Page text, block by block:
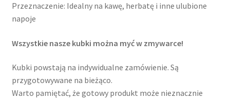
Przeznaczenie: Idealny na kawę, herbatę i inne ulubione
napoje
Wszystkie nasze kubki można myć w zmywarce!
Kubki powstają na indywidualne zamówienie. Są
przygotowywane na bieżąco.
Warto pamiętać, że gotowy produkt może nieznacznie